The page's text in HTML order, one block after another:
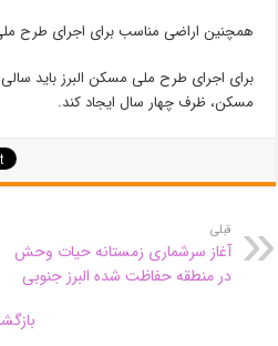
همچنین اراضی مناسب برای اجرای طرح
مسکن، ظرف چهار سال ایجاد کند.
قبلی
آغاز سرشماری زمستانه حیات وحش
در منطقه حفاظت شده البرز جنوبی